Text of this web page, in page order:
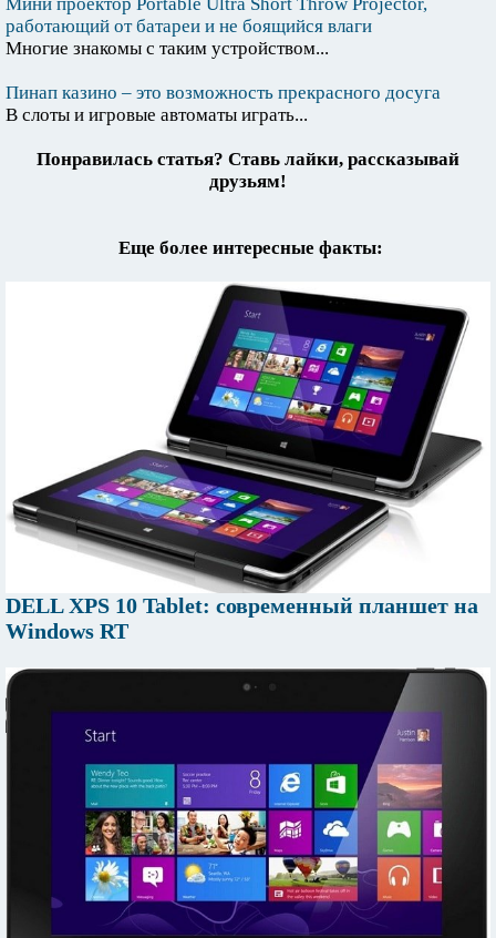
Мини проектор Portable Ultra Short Throw Projector,
работающий от батареи и не боящийся влаги
Многие знакомы с таким устройством...
Пинап казино – это возможность прекрасного досуга
В слоты и игровые автоматы играть...
Понравилась статья? Ставь лайки, рассказывай
друзьям!
Еще более интересные факты:
DELL XPS 10 Tablet: современный планшет на
Windows RT